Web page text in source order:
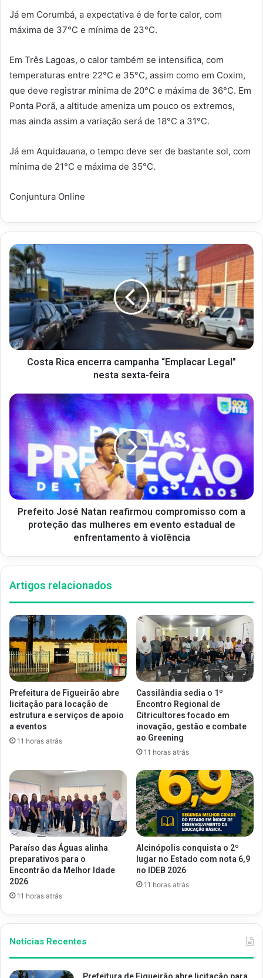
Já em Corumbá, a expectativa é de forte calor, com
máxima de 37°C e mínima de 23°C.
Em Três Lagoas, o calor também se intensifica, com
temperaturas entre 22°C e 35°C, assim como em Coxim,
que deve registrar mínima de 20°C e máxima de 36°C. Em
Ponta Porã, a altitude ameniza um pouco os extremos,
mas ainda assim a variação será de 18°C a 31°C.
Já em Aquidauana, o tempo deve ser de bastante sol, com
mínima de 21°C e máxima de 35°C.
Conjuntura Online
Costa Rica encerra campanha “Emplacar Legal”
nesta sexta-feira
Prefeito José Natan reafirmou compromisso com a
proteção das mulheres em evento estadual de
enfrentamento à violência
Artigos relacionados
Prefeitura de Figueirão abre
licitação para locação de
estrutura e serviços de apoio
a eventos
11 horas atrás
Cassilândia sedia o 1º
Encontro Regional de
Citricultores focado em
inovação, gestão e combate
ao Greening
11 horas atrás
Paraíso das Águas alinha
preparativos para o
Encontrão da Melhor Idade
2026
11 horas atrás
Alcinópolis conquista o 2º
lugar no Estado com nota 6,9
no IDEB 2026
11 horas atrás
Notícias Recentes
Prefeitura de Figueirão abre licitação para